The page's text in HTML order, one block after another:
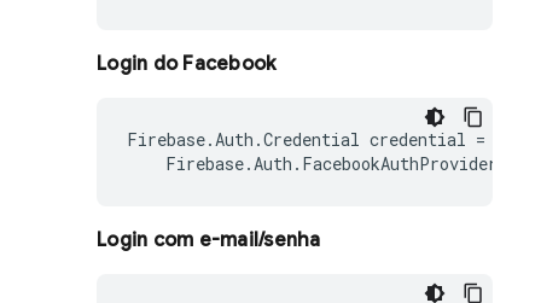
Login do Facebook
Firebase.Auth .Credential credential =
Firebase.Auth . FacebookAuthProvider
Login com e-mail/senha